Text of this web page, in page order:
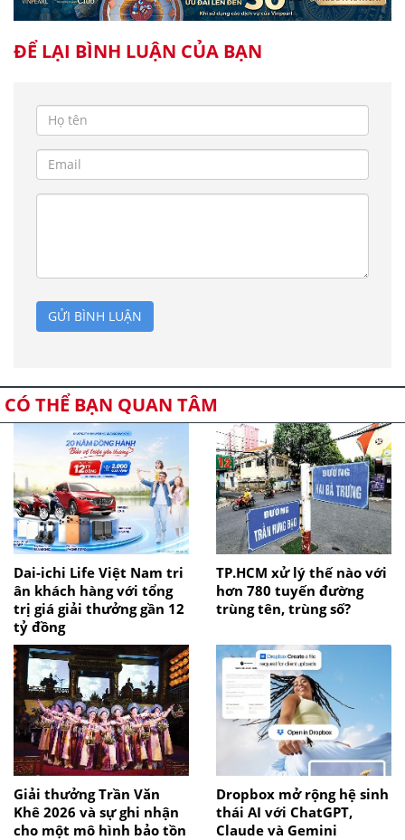
ĐỂ LẠI BÌNH LUẬN CỦA BẠN
GỬI BÌNH LUẬN
CÓ THỂ BẠN QUAN TÂM
Dai-ichi Life Việt Nam tri
ân khách hàng với tổng
trị giá giải thưởng gần 12
tỷ đồng
TP.HCM xử lý thế nào với
hơn 780 tuyến đường
trùng tên, trùng số?
Giải thưởng Trần Văn
Khê 2026 và sự ghi nhận
cho một mô hình bảo tồn
Dropbox mở rộng hệ sinh
thái AI với ChatGPT,
Claude và Gemini